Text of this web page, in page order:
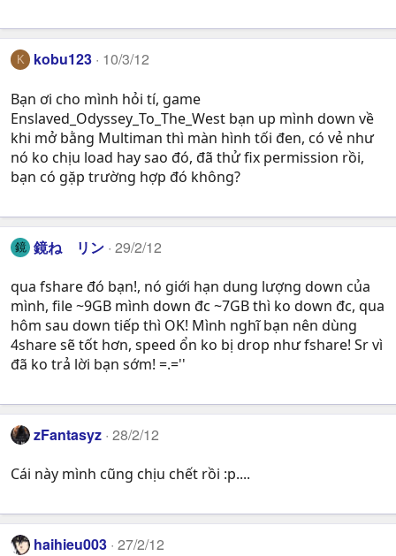
K kobu123 10/3/12
Bạn ơi cho mình hỏi tí, game
Enslaved_Odyssey_To_The_West bạn up mình down về
khi mở bằng Multiman thì màn hình tối đen, có vẻ như
nó ko chịu load hay sao đó, đã thử fix permission rồi,
bạn có gặp trường hợp đó không?
鏡 鏡ね リン 29/2/12
qua fshare đó bạn!, nó giới hạn dung lượng down của
mình, file ~9GB mình down đc ~7GB thì ko down đc, qua
hôm sau down tiếp thì OK! Mình nghĩ bạn nên dùng
4share sẽ tốt hơn, speed ổn ko bị drop như fshare! Sr vì
đã ko trả lời bạn sớm! =.=''
zFantasyz 28/2/12
Cái này mình cũng chịu chết rồi :p....
haihieu003 27/2/12